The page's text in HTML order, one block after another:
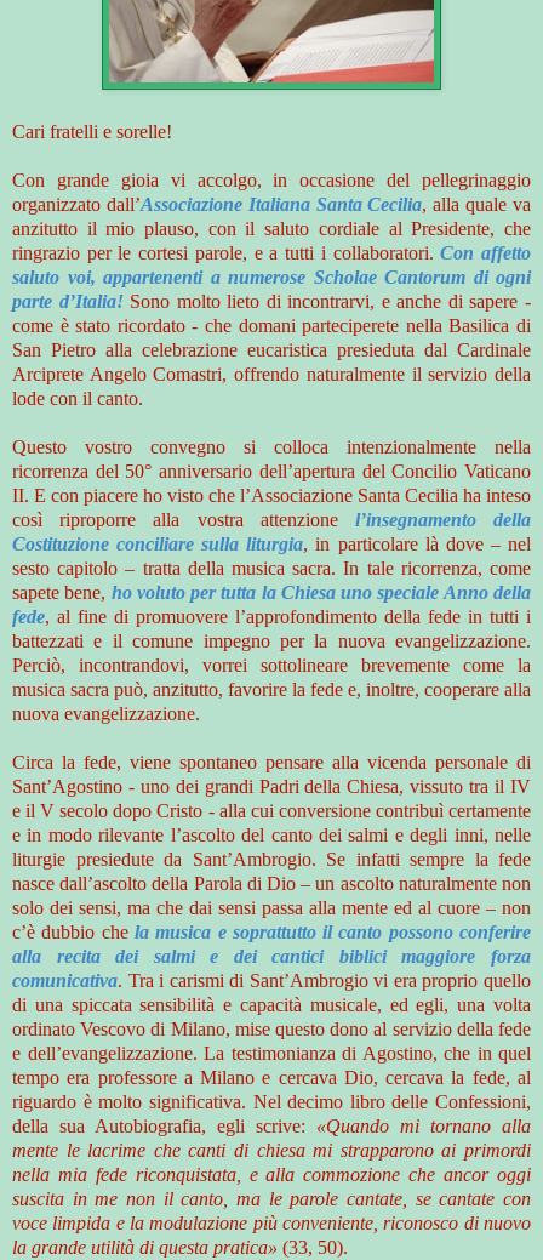
Cari fratelli e sorelle!
Con grande gioia vi accolgo, in occasione del pellegrinaggio
organizzato dall’Associazione Italiana Santa Cecilia, alla quale va
anzitutto il mio plauso, con il saluto cordiale al Presidente, che
ringrazio per le cortesi parole, e a tutti i collaboratori.Con affetto
saluto voi, appartenenti a numerose Scholae Cantorum di ogni
parte d’Italia! Sono molto lieto di incontrarvi, e anche di sapere -
come è stato ricordato - che domani parteciperete nella Basilica di
San Pietro alla celebrazione eucaristica presieduta dal Cardinale
Arciprete Angelo Comastri, offrendo naturalmente il servizio della
lode con il canto.
Questo vostro convegno si colloca intenzionalmente nella
ricorrenza del 50° anniversario dell’apertura del Concilio Vaticano
II. E con piacere ho visto che l’Associazione Santa Cecilia ha inteso
così riproporre alla vostra attenzionel’insegnamento della
Costituzione conciliare sulla liturgia, in particolare là dove – nel
sesto capitolo – tratta della musica sacra. In tale ricorrenza, come
sapete bene, ho voluto per tutta la Chiesa uno speciale Anno della
fede, al fine di promuovere l’approfondimento della fede in tutti i
battezzati e il comune impegno per la nuova evangelizzazione.
Perciò, incontrandovi, vorrei sottolineare brevemente come la
musica sacra può, anzitutto, favorire la fede e, inoltre, cooperare alla
nuova evangelizzazione.
Circa la fede, viene spontaneo pensare alla vicenda personale di
Sant’Agostino - uno dei grandi Padri della Chiesa, vissuto tra il IV
e il V secolo dopo Cristo - alla cui conversione contribuì certamente
e in modo rilevante l’ascolto del canto dei salmi e degli inni, nelle
liturgie presiedute da Sant’Ambrogio. Se infatti sempre la fede
nasce dall’ascolto della Parola di Dio – un ascolto naturalmente non
solo dei sensi, ma che dai sensi passa alla mente ed al cuore – non
c’è dubbio che la musica e soprattutto il canto possono conferire
alla recita dei salmi e dei cantici biblici maggiore forza
comunicativa. Tra i carismi di Sant’Ambrogio vi era proprio quello
di una spiccata sensibilità e capacità musicale, ed egli, una volta
ordinato Vescovo di Milano, mise questo dono al servizio della fede
e dell’evangelizzazione. La testimonianza di Agostino, che in quel
tempo era professore a Milano e cercava Dio, cercava la fede, al
riguardo è molto significativa. Nel decimo libro delle Confessioni,
della sua Autobiografia, egli scrive: «Quando mi tornano alla
mente le lacrime che canti di chiesa mi strapparono ai primordi
nella mia fede riconquistata, e alla commozione che ancor oggi
suscita in me non il canto, ma le parole cantate, se cantate con
voce limpida e la modulazione più conveniente, riconosco di nuovo
la grande utilità di questa pratica» (33, 50).